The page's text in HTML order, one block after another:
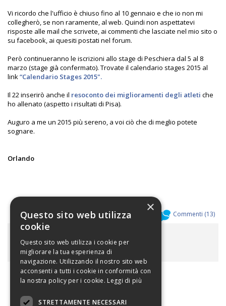
Vi ricordo che l'ufficio è chiuso fino al 10 gennaio e che io non mi
collegherò, se non raramente, al web. Quindi non aspettatevi
risposte alle mail che scrivete, ai commenti che lasciate nel mio sito o
su facebook, ai quesiti postati nel forum.
Però continueranno le iscrizioni allo stage di Peschiera dal 5 al 8
marzo (stage già confermato). Trovate il calendario stages 2015 al
link“Calendario Stages 2015".
Il 22 inserirò anche il resoconto dei miglioramenti degli atleti che
ho allenato (aspetto i risultati di Pisa).
Auguro a me un 2015 più sereno, a voi ciò che di meglio potete
sognare.
Orlando
Allegati ( Commenti (13)
ALLEGATI
×
Questo sito web utilizza
cookie
Questo sito web utilizza i cookie per
migliorare la tua esperienza di
navigazione. Utilizzando il nostro sito web
acconsenti a tutti i cookie in conformità con
la nostra policy per i cookie. Leggi di più
STRETTAMENTE NECESSARI